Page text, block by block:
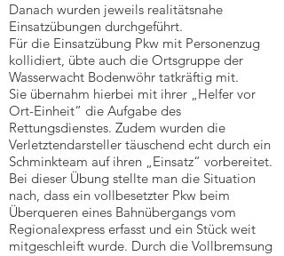
Danach wurden jeweils realitätsnahe
Einsatzübungen durchgeführt.
Für die Einsatzübung Pkw mit Personenzug
kollidiert, übte auch die Ortsgruppe der
Wasserwacht Bodenwöhr tatkräftig mit.
Sie übernahm hierbei mit ihrer „Helfer vor
Ort-Einheit“ die Aufgabe des
Rettungsdienstes. Zudem wurden die
Verletztendarsteller täuschend echt durch ein
Schminkteam auf ihren „Einsatz“ vorbereitet.
Bei dieser Übung stellte man die Situation
nach, dass ein vollbesetzter Pkw beim
Überqueren eines Bahnübergangs vom
Regionalexpress erfasst und ein Stück weit
mitgeschleift wurde. Durch die Vollbremsung